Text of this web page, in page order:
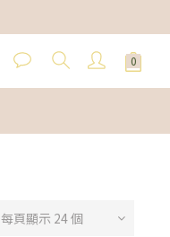
每頁顯示 24 個